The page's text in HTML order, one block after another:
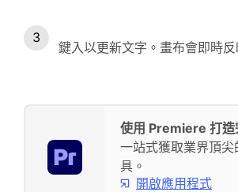
鍵入以更新文字。畫布會即時反
使用 Premiere 打造
一站式獲取業界頂
具。
開啟應用程式